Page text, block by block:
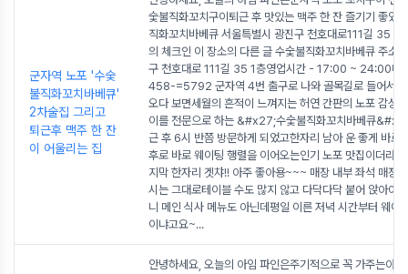
군자역 노포 '수숯
불직화꼬치바베큐'
2차술집 그리고
퇴근후 맥주 한 잔
이 어울리는 집
숯불직화꼬치구이퇴근 후 맛있는 맥주 한 잔 즐기기 좋았
직화꼬치바베큐 서울특별시 광진구 천호대로111길 35 1
의 체크인 이 장소의 다른 글 수숯불직화꼬치바베큐 주소
구 천호대로 111길 35 1층영업시간 - 17:00 ~ 24:00매
458-=5792 군자역 4번 출구로 나와 골목길로 들어서
오다 보면세월의 흔적이 느껴지는 허연 간판의 노포 감성
이를 전문으로 하는 &#x27;수숯불직화꼬치바베큐
근 후 6시 반쯤 방문하게 되었고한자리 남아 운 좋게 바로
후로 바로 웨이팅 행렬을 이어오는인기 노포 맛집이더라
지막 한자리 겟챠!! 아주 좋아용~~~ 매장 내부 좌석 매장
시는 그대로테이블 수도 많지 않고 다닥다닥 붙어 앉아야
니 메인 식사 메뉴도 아닌데평일 이른 저녁 시간부터 웨이
이냐고요~...
안녕하세요, 오늘의 아임 파인은주기적으로 꼭 가주는아